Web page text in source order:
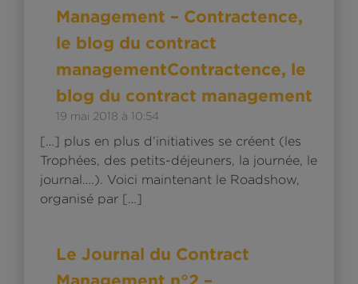
Management – Contractence,
le blog du contract
managementContractence, le
blog du contract management
19 mai 2018 à 10:54
[…] plus en plus d’initiatives se créent (les
Trophées, des petits-déjeuners, la journée, le
journal….). Voici maintenant le Roadshow,
organisé par […]
Le Journal du Contract
Management n°2 –